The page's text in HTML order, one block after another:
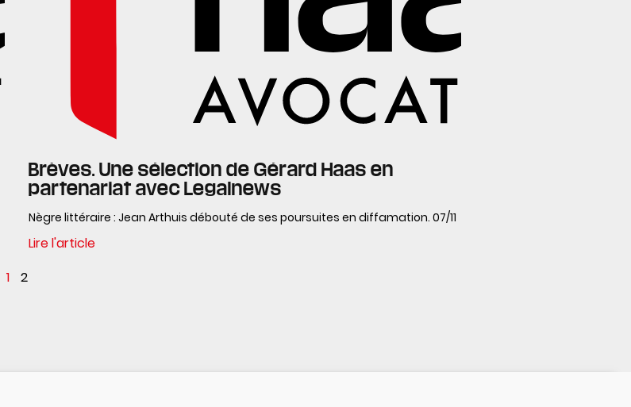
Brèves. Une sélection de Gérard Haas en
partenariat avec Legalnews
Nègre littéraire : Jean Arthuis débouté de ses poursuites en diffamation. 07/11
Lire l'article
1
2